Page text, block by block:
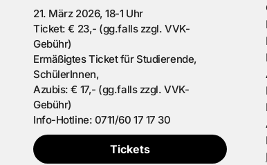
21. März 2026, 18-1 Uhr
Ticket: € 23,- (gg.falls zzgl. VVK-
Gebühr)
Ermäßigtes Ticket für Studierende,
SchülerInnen,
Azubis: € 17,- (gg.falls zzgl. VVK-
Gebühr)
Info-Hotline: 0711/60 17 17 30
Tickets